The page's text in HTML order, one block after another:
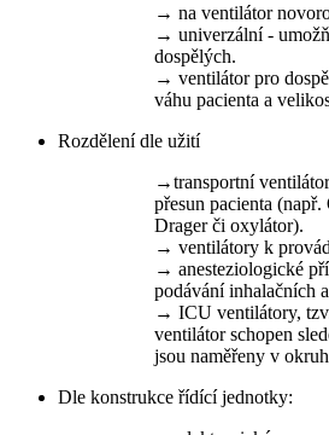
→ na ventilátor
→ univerzální -
dospělých.
→ ventilátor pro
váhu pacienta a
Rozdělení dle užití
→transportní
přesun pacienta
Drager či oxylátor).
→ ventilátory k
→ anesteziologické
podávání inhalačních
→ ICU ventilátory,
ventilátor schopen
jsou naměřeny v
Dle konstrukce řídící jednotky: